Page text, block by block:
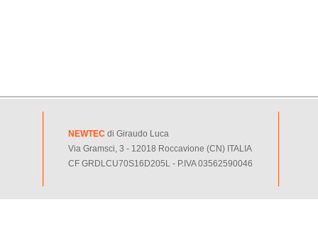
NEWTEC di Giraudo Luca
Via Gramsci, 3 - 12018 Roccavione (CN) ITALIA
CF GRDLCU70S16D205L - P.IVA 03562590046